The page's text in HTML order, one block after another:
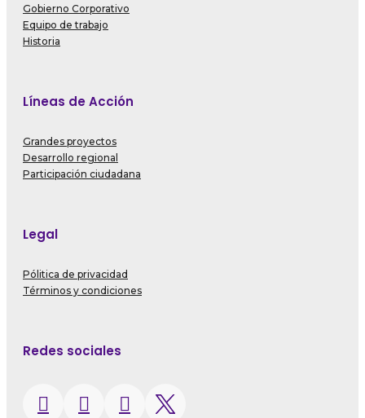
Gobierno Corporativo
Equipo de trabajo
Historia
Líneas de Acción
Grandes proyectos
Desarrollo regional
Participación ciudadana
Legal
Pólitica de privacidad
Términos y condiciones
Redes sociales